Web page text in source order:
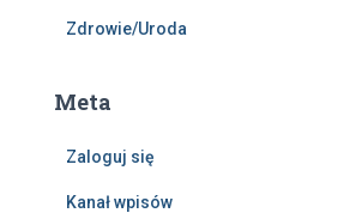
Zdrowie/Uroda
Meta
Zaloguj się
Kanał wpisów